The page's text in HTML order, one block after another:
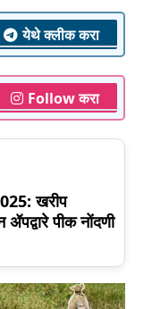
येथे क्लीक करा
Follow करा
खरीप
ॲपद्वारे पीक नोंदणी